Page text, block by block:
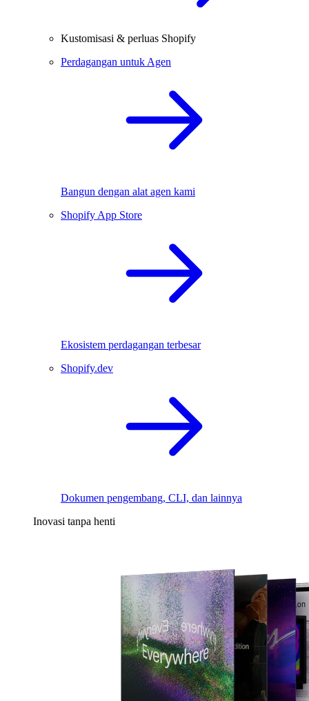
Kustomisasi & perluas Shopify
Perdagangan untuk Agen
Bangun dengan alat agen kami
Shopify App Store
Ekosistem perdagangan terbesar
Shopify.dev
Dokumen pengembang, CLI, dan lainnya
Inovasi tanpa henti